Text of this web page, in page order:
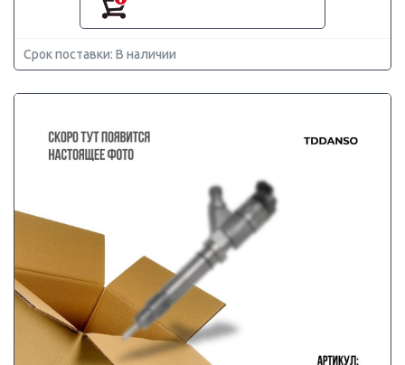
Срок поставки: В наличии